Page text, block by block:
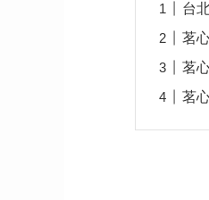
台
茗
茗
茗